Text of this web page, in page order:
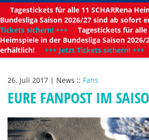
Tagestickets für alle 11 SCHARRena
Bundesliga Saison 2026/27 sind ab
Tickets sichern! +++ Tagestickets für alle
Heimspiele in der Bundesliga Saison
erhältlich! +++ Jetzt Tickets sichern! +++
26. Juli 2017 | News :: Fans
EURE FANPOST IM